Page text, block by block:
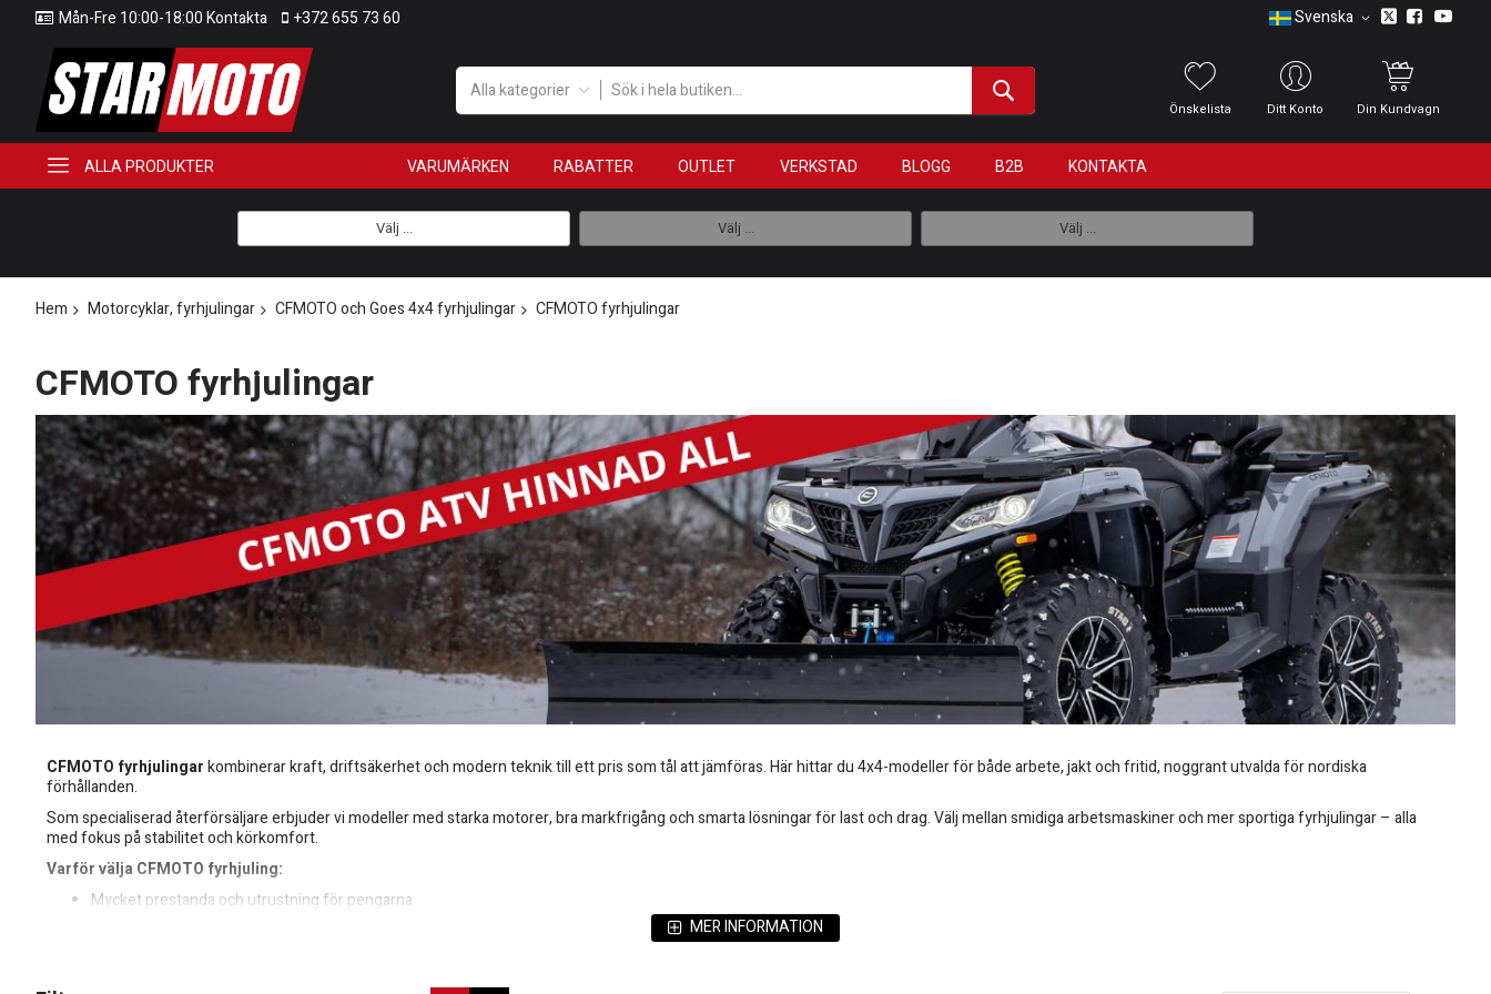
Mån-Fre 10:00-18:00 Kontakta +372 655 73 60 Svenska
Alla kategorier
Önskelista Ditt Konto Din Kundvagn
ALLA PRODUKTER VARUMÄRKEN RABATTER OUTLET VERKSTAD BLOGG B2B KONTAKTA
Välj ... Välj ... Välj ...
Hem Motorcyklar, fyrhjulingar CFMOTO och Goes 4x4 fyrhjulingar CFMOTO fyrhjulingar
CFMOTO fyrhjulingar
CFMOTO fyrhjulingarkombinerar kraft, driftsäkerhet och modern teknik till ett pris som tål att jämföras. Här hittar du 4x4-modeller för både arbete, jakt och fritid, noggrant utvalda för nordiska
förhållanden.
Som specialiserad återförsäljare erbjuder vi modeller med starka motorer, bra markfrigång och smarta lösningar för last och drag. Välj mellan smidiga arbetsmaskiner och mer sportiga fyrhjulingar – alla
med fokus på stabilitet och körkomfort.
Varför välja CFMOTO fyrhjuling:
Mycket prestanda och utrustning för pengarna
MER INFORMATION